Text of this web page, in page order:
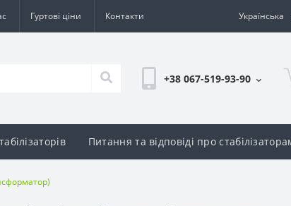
Гуртові ціни Контакти Українська
+38 067-519-93-90
Питання та відповіді про